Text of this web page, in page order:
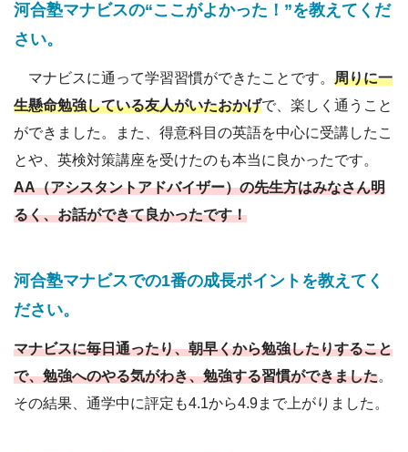
河合塾マナビスの“ここがよかった！”を教えてくだ
さい。
マナビスに通って学習習慣ができたことです。 周りに一
生懸命勉強している友人がいたおかげで、楽しく通うこと
ができました。また、得意科目の英語を中心に受講したこ
とや、英検対策講座を受けたのも本当に良かったです。
AA（アシスタントアドバイザー）の先生方はみなさん明
るく、お話ができて良かったです！
河合塾マナビスでの1番の成長ポイントを教えてく
ださい。
マナビスに毎日通ったり、朝早くから勉強したりすること
で、勉強へのやる気がわき、勉強する習慣ができました。
その結果、通学中に評定も4.1から4.9まで上がりました。